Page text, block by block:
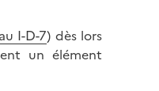
I-D-7) dès lors
un élément